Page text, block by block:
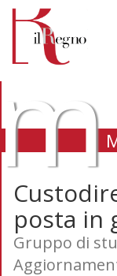
posta in
Gruppo di